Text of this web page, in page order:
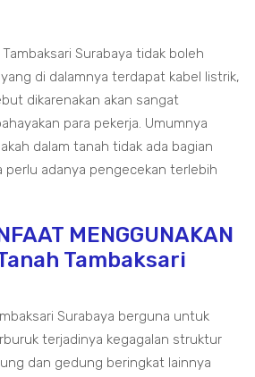
Surabaya tidak boleh
di dalamnya terdapat kabel listrik,
dikarenakan akan sangat
para pekerja. Umumnya
dalam tanah tidak ada bagian
perlu adanya pengecekan terlebih
MENGGUNAKAN
Tambaksari
Surabaya berguna untuk
terjadinya kegagalan struktur
dan gedung beringkat lainnya